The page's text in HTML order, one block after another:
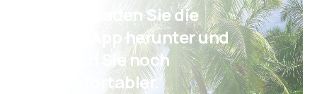
Psst! Laden Sie die
eSky App herunter und
reisen Sie noch
komfortabler.